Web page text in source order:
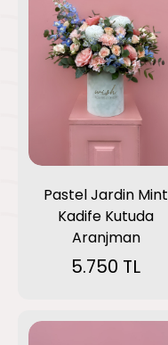
Pastel Jardin Mint
Kadife Kutuda
Aranjman
5.750 TL